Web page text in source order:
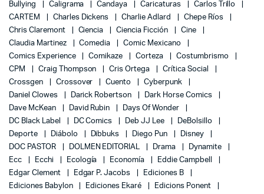
Bullying
Caligrama Candaya Caricaturas
Carlos Trillo
CARTEM
Charles Dickens Charlie Adlard
Chepe Ríos
Chris Claremont
Ciencia Ciencia Ficción
Cine
Claudia Martinez
Comedia
Comic Mexicano
Comics Experience
Comikaze Corteza
Costumbrismo
CPM
Craig Thompson Cris Ortega
Crítica Social
Crossgen
Crossover Cuento
Cyberpunk
Daniel Clowes
Darick Robertson
Dark Horse Comics
Dave McKean
David Rubin
Days Of Wonder
DC Black Label
DC Comics Deb JJ Lee
DeBolsillo
Deporte
Diábolo Dibbuks Diego Pun
Disney
DOC PASTOR
DOLMEN EDITORIAL Drama
Dynamite
Ecc
Ecchi Ecología Economía
Eddie Campbell
Edgar Clement
Edgar P. Jacobs
Ediciones B
Ediciones Babylon
Ediciones Ekaré
Edicions Ponent